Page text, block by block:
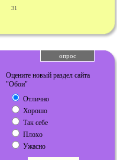
31
опрос
Оцените новый раздел сайта
"Обои"
Отлично
Хорошо
Так себе
Плохо
Ужасно